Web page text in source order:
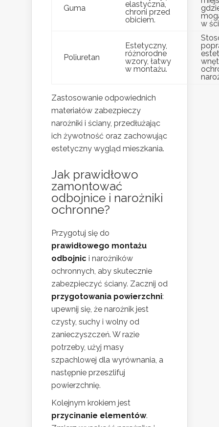
Guma
elastyczna,
chroni przed
obiciem.
w
Poliuretan
Estetyczny,
różnorodne
wzory, łatwy
w montażu.
Zastosowanie odpowiednich
materiałów zabezpieczy
narożniki i ściany, przedłużając
ich żywotność oraz zachowując
estetyczny wygląd mieszkania.
Jak prawidłowo
zamontować
odbojnice i narożniki
ochronne?
Przygotuj się do
prawidłowego montażu
odbojnic i narożników
ochronnych, aby skutecznie
zabezpieczyć ściany. Zacznij od
przygotowania powierzchni:
upewnij się, że narożnik jest
czysty, suchy i wolny od
zanieczyszczeń. W razie
potrzeby, użyj masy
szpachlowej dla wyrównania, a
następnie przeszlifuj
powierzchnię.
Kolejnym krokiem jest
przycinanie elementów.